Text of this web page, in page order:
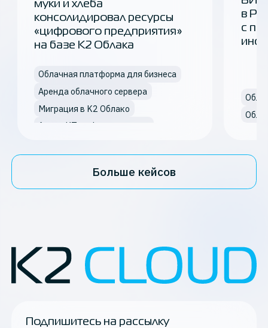
муки и хлеба
консолидировал ресурсы
«цифрового предприятия»
на базе К2 Облака
Облачная платформа для бизнеса
Аренда облачного сервера
Миграция в K2 Облако
Аудит ИТ-инфраструктуры
в
с
Больше кейсов
Подпишитесь на рассылку